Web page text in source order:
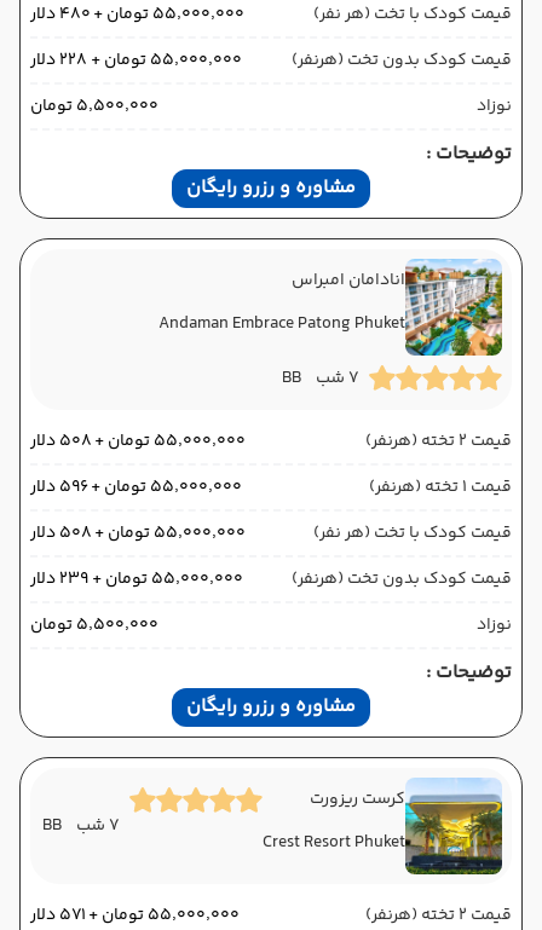
قیمت کودک با تخت (هر نفر)
۵۵٬۰۰۰٬۰۰۰ تومان + ۴۸۰ دلار
قیمت کودک بدون تخت (هرنفر)
۵۵٬۰۰۰٬۰۰۰ تومان + ۲۲۸ دلار
نوزاد
۵٬۵۰۰٬۰۰۰ تومان
توضیحات :
مشاوره و رزرو رایگان
انادامان امبراس
Andaman Embrace Patong Phuket
7 شب BB
قیمت 2 تخته (هرنفر)
۵۵٬۰۰۰٬۰۰۰ تومان + ۵۰۸ دلار
قیمت 1 تخته (هرنفر)
۵۵٬۰۰۰٬۰۰۰ تومان + ۵۹۶ دلار
قیمت کودک با تخت (هر نفر)
۵۵٬۰۰۰٬۰۰۰ تومان + ۵۰۸ دلار
قیمت کودک بدون تخت (هرنفر)
۵۵٬۰۰۰٬۰۰۰ تومان + ۲۳۹ دلار
نوزاد
۵٬۵۰۰٬۰۰۰ تومان
توضیحات :
مشاوره و رزرو رایگان
کرست ریزورت
Crest Resort Phuket
7 شب BB
قیمت 2 تخته (هرنفر)
۵۵٬۰۰۰٬۰۰۰ تومان + ۵۷۱ دلار